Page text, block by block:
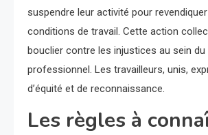
suspendre leur activité pour
conditions de travail. Cette action
bouclier contre les injustices au sein du
professionnel. Les travailleurs, unis,
d’équité et de reconnaissance.
Les règles à